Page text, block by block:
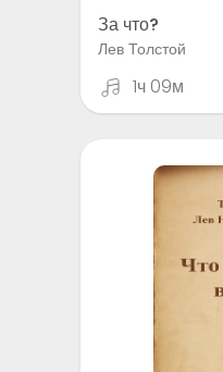
За что?
Лев Толстой
1ч 09м